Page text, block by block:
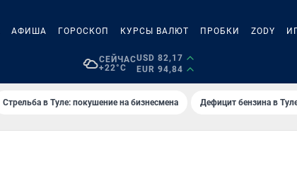
АФИША ГОРОСКОП КУРСЫ ВАЛЮТ ПРОБКИ ZODY
СЕЙЧАС
+22°C
USD 82,17
EUR 94,84
Стрельба в Туле: покушение на бизнесмена Дефицит бензина в